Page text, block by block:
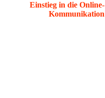
Einstieg in die Online-
Kommunikation